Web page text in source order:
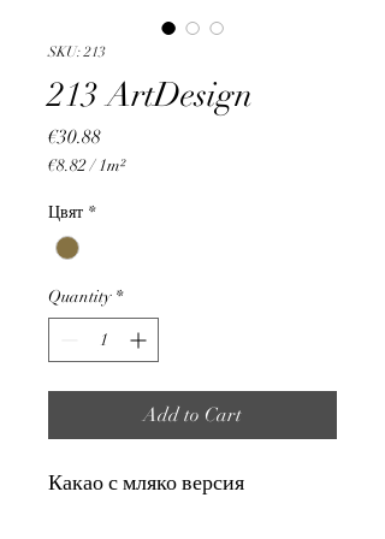
SKU: 213
213 ArtDesign
€30.88Price
€8.82/1m²
per
Square
Цвят *
Quantity *
Add to Cart
Какао с мляко версия